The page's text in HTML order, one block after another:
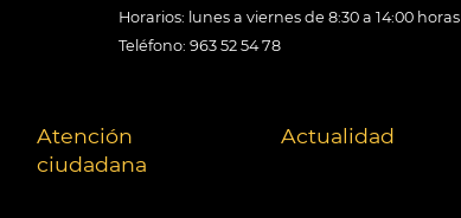
Horarios: lunes a viernes de 8:30 a 14:00 horas
Teléfono: 963 52 54 78
Atención
ciudadana
Actualidad